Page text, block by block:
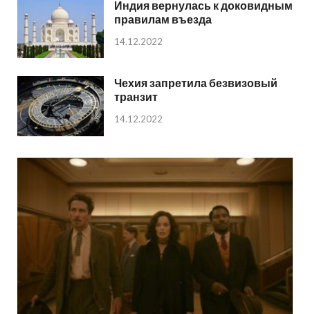
Индия вернулась к доковидным
правилам въезда
14.12.2022
Чехия запретила безвизовый
транзит
14.12.2022